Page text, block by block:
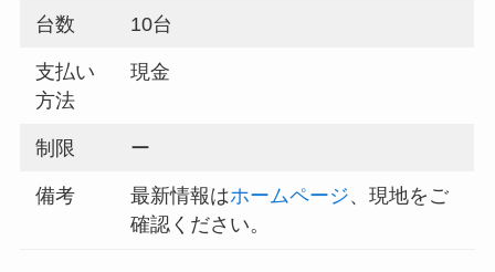
台数 10台
支払い
方法
現金
制限 ー
備考 最新情報はホームページ、現地をご
確認ください。